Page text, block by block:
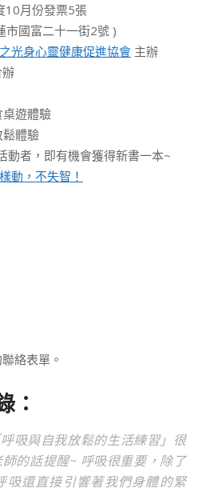
10月份發票5張
市國富二十一街2號 )
光身心靈健康促進協會 主辦
遊體驗
鬆體驗
動者，即有機會獲得新書一本~
動，不失智！
絡表單。
：
吸與自我放鬆的生活練習」很
的話提醒~ 呼吸很重要，除了
吸還直接引響著我們身體的緊